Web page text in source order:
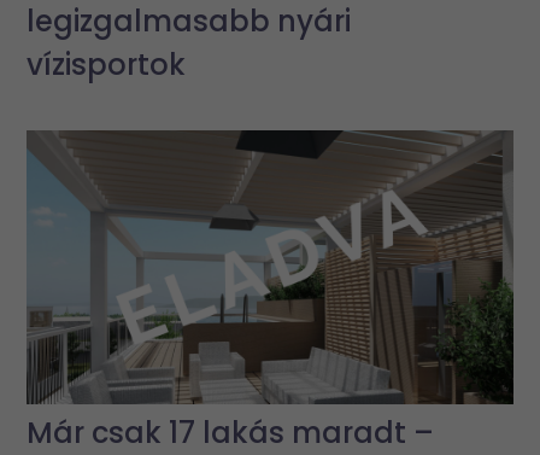
legizgalmasabb nyári
vízisportok
Már csak 17 lakás maradt –